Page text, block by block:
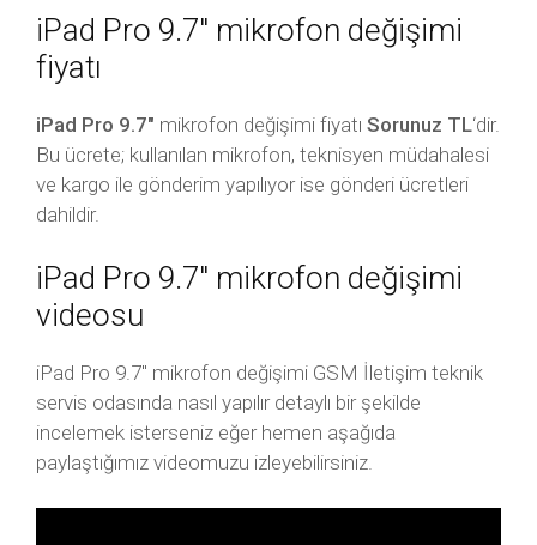
iPad Pro 9.7″ mikrofon değişimi
fiyatı
iPad Pro 9.7″ mikrofon değişimi fiyatı Sorunuz TL‘dir.
Bu ücrete; kullanılan mikrofon, teknisyen müdahalesi
ve kargo ile gönderim yapılıyor ise gönderi ücretleri
dahildir.
iPad Pro 9.7″ mikrofon değişimi
videosu
iPad Pro 9.7″ mikrofon değişimi GSM İletişim teknik
servis odasında nasıl yapılır detaylı bir şekilde
incelemek isterseniz eğer hemen aşağıda
paylaştığımız videomuzu izleyebilirsiniz.